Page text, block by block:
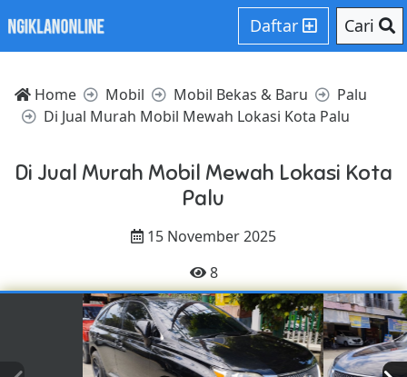
Daftar Cari
Home Mobil Mobil Bekas & Baru
Palu
Di Jual Murah Mobil Mewah Lokasi Kota Palu
Di Jual Murah Mobil Mewah Lokasi Kota
Palu
15 November 2025
8